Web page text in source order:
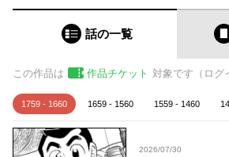
話の一覧
この作品は 作品チケット 対象です（ログ
1759 - 1660 1659 - 1560 1559 - 1460
2026/07/30